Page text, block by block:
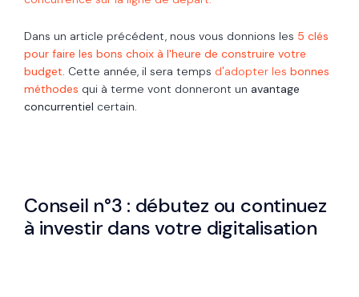
Dans un article précédent, nous vous donnions les 5 clés
pour faire les bons choix à l'heure de construire votre
budget. Cette année, il sera temps d'adopter les bonnes
méthodes qui à terme vont donneront un avantage
concurrentiel certain.
Conseil n°3 : débutez ou continuez
à investir dans votre digitalisation